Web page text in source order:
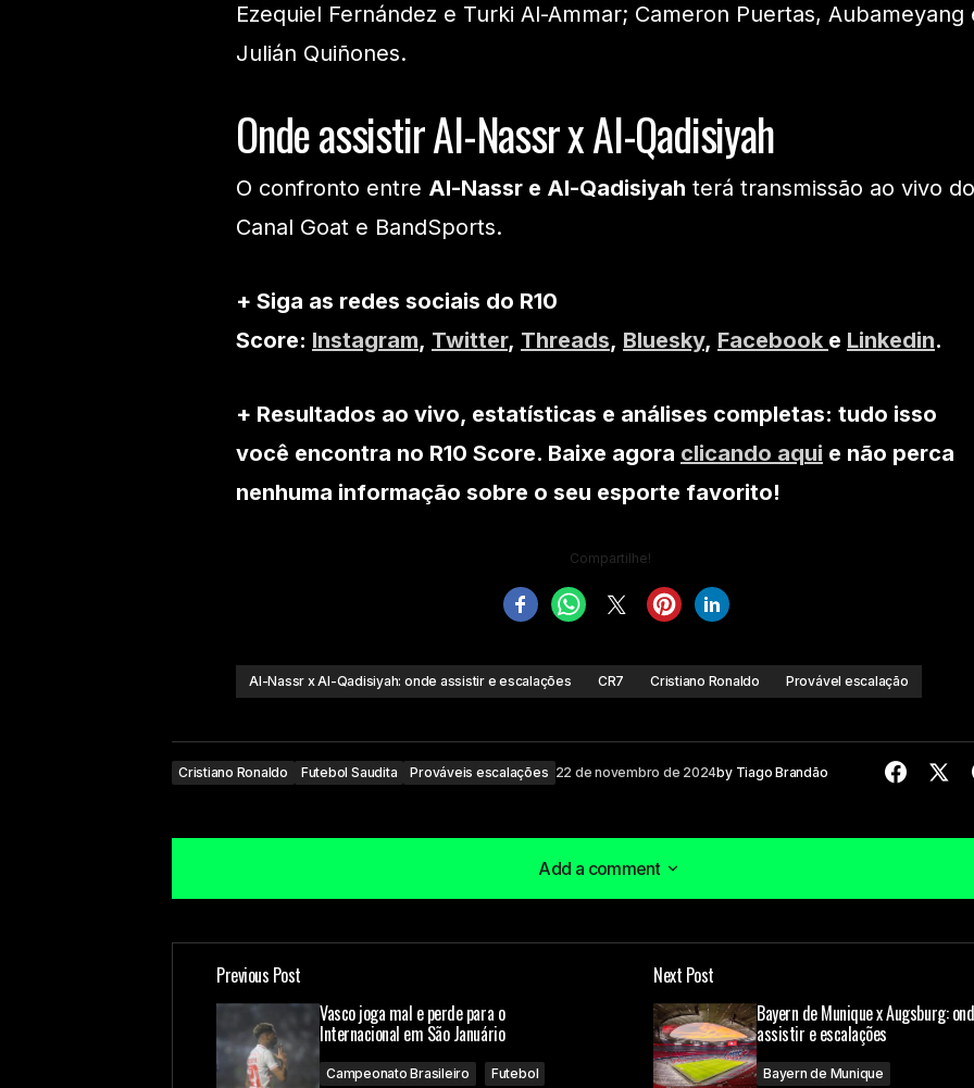
Ezequiel Fernández e Turki Al-Ammar; Cameron Puertas, Aubameyang
Julián Quiñones.
Onde assistir Al-Nassr x Al-Qadisiyah
O confronto entre Al-Nassr e Al-Qadisiyah terá transmissão ao vivo do
Canal Goat e BandSports.
+ Siga as redes sociais do R10
Score: Instagram, Twitter, Threads, Bluesky, Facebook e Linkedin.
+ Resultados ao vivo, estatísticas e análises completas: tudo isso
você encontra no R10 Score. Baixe agora clicando aqui e não perca
nenhuma informação sobre o seu esporte favorito!
Compartilhe!
Al-Nassr x Al-Qadisiyah: onde assistir e escalações CR7 Cristiano Ronaldo Provável escalação
Cristiano Ronaldo Futebol Saudita Prováveis escalações 22 de novembro de 2024by Tiago Brandão
Add a comment
Add a comment
O seu endereço de e-mail não será publicado. Campos obrigatórios são marcados com
Comment *
Previous Post
Vasco joga mal e perde para o
Internacional em São Januário
Campeonato Brasileiro Futebol
Next Post
Bayern de Munique x Augsburg:
assistir e escalações
Bayern de Munique